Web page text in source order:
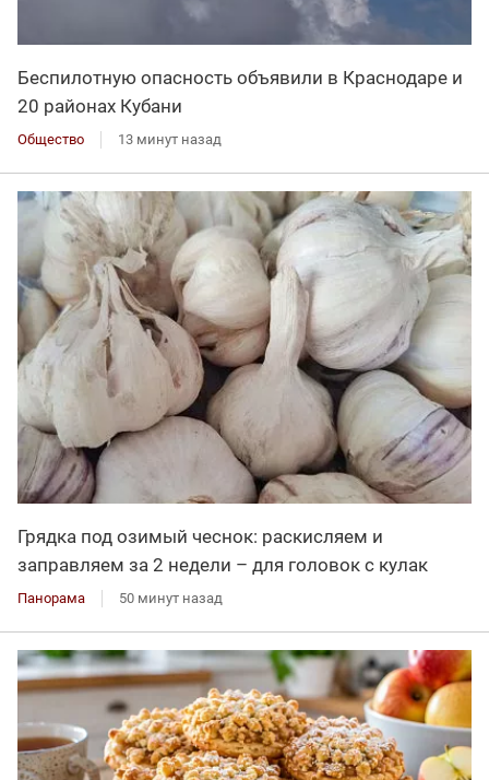
Беспилотную опасность объявили в Краснодаре и
20 районах Кубани
Общество 13 минут назад
Грядка под озимый чеснок: раскисляем и
заправляем за 2 недели – для головок с кулак
Панорама 50 минут назад